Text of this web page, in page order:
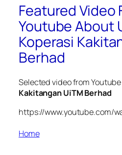
Featured Video
Youtube About
Koperasi
Berhad
Selected video from
Kakitangan UiTM Berhad
https://www.youtube.com/
Home